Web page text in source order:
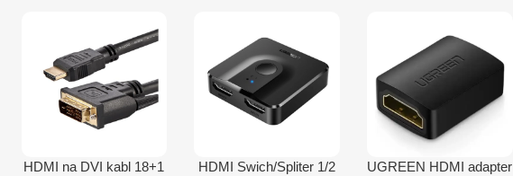
HDMI na DVI kabl 18+1
HDMI Swich/Spliter 1/2
UGREEN HDMI adapter